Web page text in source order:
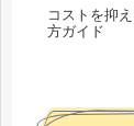
コストを抑
方ガイド